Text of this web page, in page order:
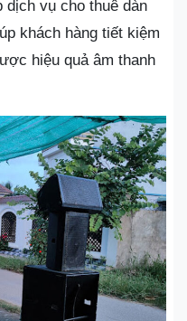
dịch vụ cho thuê dàn
khách hàng tiết kiệm
hiệu quả âm thanh